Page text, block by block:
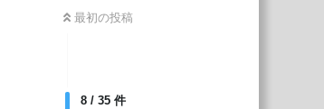
最初の投稿
8 / 35 件